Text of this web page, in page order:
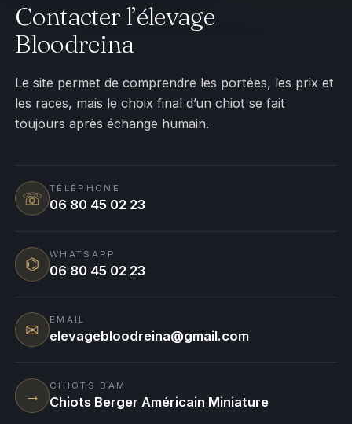
Contacter l’élevage
Bloodreina
Le site permet de comprendre les portées, les prix et
les races, mais le choix final d’un chiot se fait
toujours après échange humain.
☏
TÉLÉPHONE
06 80 45 02 23
⌬
WHATSAPP
06 80 45 02 23
✉
EMAIL
elevagebloodreina@gmail.com
→
CHIOTS BAM
Chiots Berger Américain Miniature